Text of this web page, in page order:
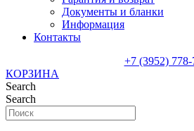
Документы и бланки
Информация
Контакты
+7 (3952) 778-
КОРЗИНА
Search
Search